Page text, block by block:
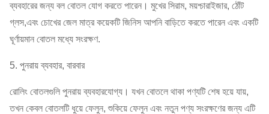
ব্যবহারের জন্য বল বোতল যোগ করতে পারেন। মুখের সিরাম, ময়শ্চারাইজার, ঠোঁট
গ্লস,এবং চোখের জেল মাত্র কয়েকটি জিনিস আপনি বাড়িতে করতে পারেন এবং একটি
ঘূর্ণায়মান বোতল মধ্যে সংরক্ষণ.
5. পুনরায় ব্যবহার, বারবার
রোলিং বোতলগুলি পুনরায় ব্যবহারযোগ্য। যখন বোতলে থাকা পণ্যটি শেষ হয়ে যায়,
তখন কেবল বোতলটি ধুয়ে ফেলুন, শুকিয়ে ফেলুন এবং নতুন পণ্য সংরক্ষণের জন্য এটি